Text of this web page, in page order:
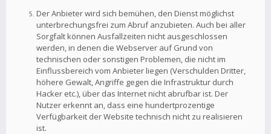
Der Anbieter wird sich bemühen, den Dienst möglichst
unterbrechungsfrei zum Abruf anzubieten. Auch bei aller
Sorgfalt können Ausfallzeiten nicht ausgeschlossen
werden, in denen die Webserver auf Grund von
technischen oder sonstigen Problemen, die nicht im
Einflussbereich vom Anbieter liegen (Verschulden Dritter,
höhere Gewalt, Angriffe gegen die Infrastruktur durch
Hacker etc.), über das Internet nicht abrufbar ist. Der
Nutzer erkennt an, dass eine hundertprozentige
Verfügbarkeit der Website technisch nicht zu realisieren
ist.